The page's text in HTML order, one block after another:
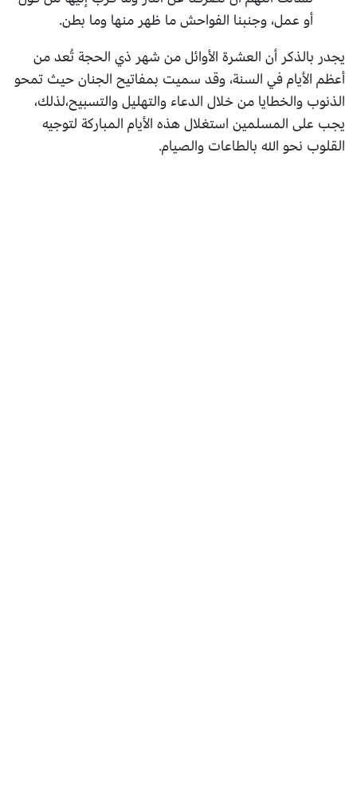
أو عمل، وجنبنا الفواحش ما ظهر منها وما بطن.
يجدر بالذكر أن العشرة الأوائل من شهر ذي الحجة تُعد من
أعظم الأيام في السنة، وقد سميت بمفاتيح الجنان حيث تمحو
الذنوب والخطايا من خلال الدعاء والتهليل والتسبيح،لذلك،
يجب على المسلمين استغلال هذه الأيام المباركة لتوجيه
القلوب نحو الله بالطاعات والصيام.